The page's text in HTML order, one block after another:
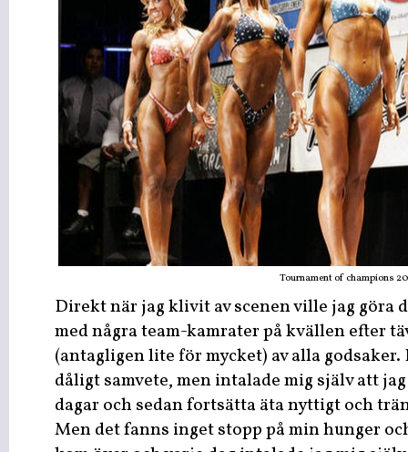
Tournament of champions
Direkt när jag klivit av scenen ville jag göra
med några team-kamrater på kvällen efter
(antagligen lite för mycket) av alla
dåligt samvete, men intalade mig själv att
dagar och sedan fortsätta äta nyttigt och
Men det fanns inget stopp på min hunger